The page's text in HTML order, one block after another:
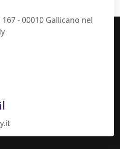
- 00010 Gallicano nel